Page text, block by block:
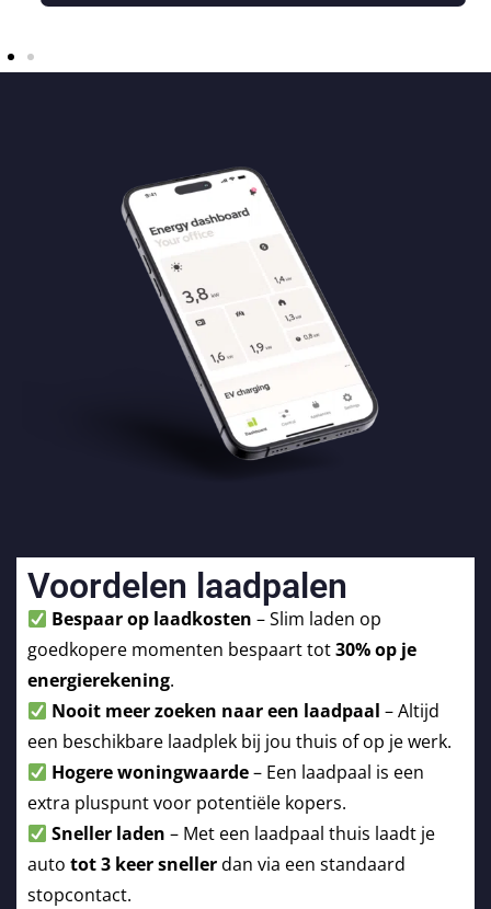
Voordelen laadpalen
Bespaar op laadkosten – Slim laden op
goedkopere momenten bespaart tot30% op je
energierekening.
Nooit meer zoeken naar een laadpaal – Altijd
een beschikbare laadplek bij jou thuis of op je werk.
Hogere woningwaarde– Een laadpaal is een
extra pluspunt voor potentiële kopers.
Sneller laden – Met een laadpaal thuis laadt je
auto tot 3 keer snellerdan via een standaard
stopcontact.